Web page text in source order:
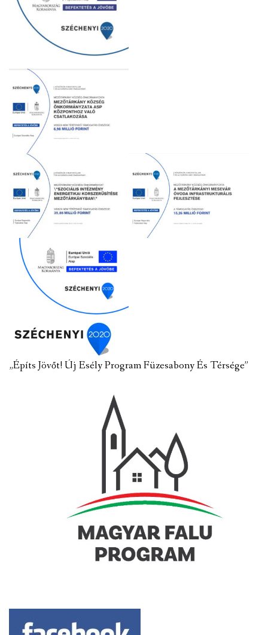
„Építs Jövőt! Új Esély Program Füzesabony És Térsége”